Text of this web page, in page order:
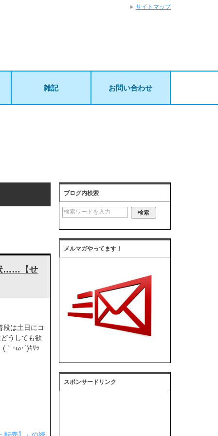
雑記 お問い合わせ
……【せ
は土日にコ
うしても欲
｀･ω･´)ｷﾘｯ
転売】」の続
ブログ内検索
メルマガやってます！
スポンサードリンク
サイトマップ